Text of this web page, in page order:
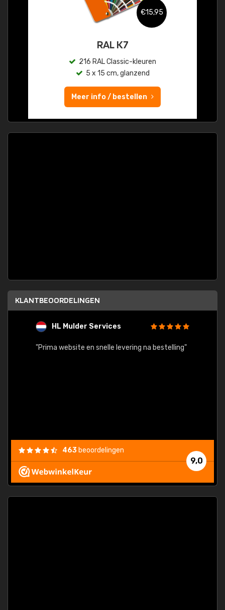
€15,95
RAL K7
216 RAL Classic-kleuren
5 x 15 cm, glanzend
Meer info / bestellen
KLANTBEOORDELINGEN
HL Mulder Services
"Prima website en snelle levering na bestelling"
9,0
463 beoordelingen